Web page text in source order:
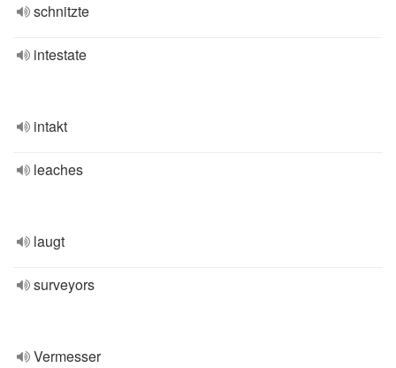
schnitzte
intestate
intakt
leaches
laugt
surveyors
Vermesser